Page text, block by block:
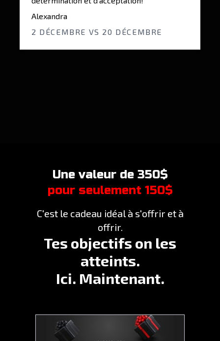
j’étais capable de bien plus.
Stéphanie
Une valeur de 350$
pour seulement 150$
C'est le cadeau idéal à s'offrir et à
offrir.
Tes objectifs on les
atteints.
Ici. Maintenant.